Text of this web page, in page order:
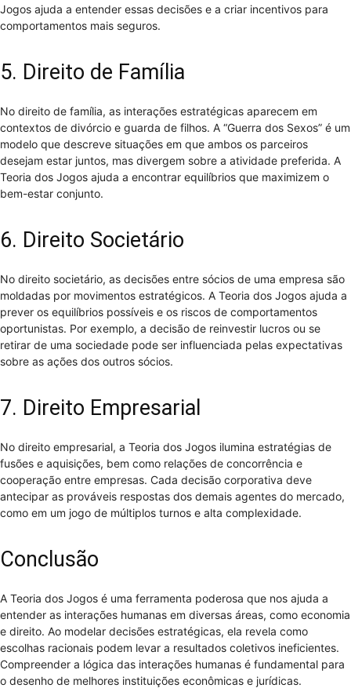
Jogos ajuda a entender essas decisões e a criar incentivos para
comportamentos mais seguros.
5. Direito de Família
No direito de família, as interações estratégicas aparecem em
contextos de divórcio e guarda de filhos. A “Guerra dos Sexos” é um
modelo que descreve situações em que ambos os parceiros
desejam estar juntos, mas divergem sobre a atividade preferida. A
Teoria dos Jogos ajuda a encontrar equilíbrios que maximizem o
bem-estar conjunto.
6. Direito Societário
No direito societário, as decisões entre sócios de uma empresa são
moldadas por movimentos estratégicos. A Teoria dos Jogos ajuda a
prever os equilíbrios possíveis e os riscos de comportamentos
oportunistas. Por exemplo, a decisão de reinvestir lucros ou se
retirar de uma sociedade pode ser influenciada pelas expectativas
sobre as ações dos outros sócios.
7. Direito Empresarial
No direito empresarial, a Teoria dos Jogos ilumina estratégias de
fusões e aquisições, bem como relações de concorrência e
cooperação entre empresas. Cada decisão corporativa deve
antecipar as prováveis respostas dos demais agentes do mercado,
como em um jogo de múltiplos turnos e alta complexidade.
Conclusão
A Teoria dos Jogos é uma ferramenta poderosa que nos ajuda a
entender as interações humanas em diversas áreas, como economia
e direito. Ao modelar decisões estratégicas, ela revela como
escolhas racionais podem levar a resultados coletivos ineficientes.
Compreender a lógica das interações humanas é fundamental para
o desenho de melhores instituições econômicas e jurídicas.